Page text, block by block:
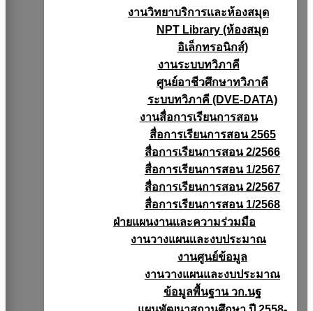
งานวิทยาบริการเเละห้องสมุด
NPT Library (ห้องสมุด
อิเล็กทรอนิกส์)
งานระบบทวิภาคี
ศูนย์อาชีวศึกษาทวิภาคี
ระบบทวิภาคี (DVE-DATA)
งานสื่อการเรียนการสอน
สื่อการเรียนการสอน 2565
สื่อการเรียนการสอน 2/2566
สื่อการเรียนการสอน 1/2567
สื่อการเรียนการสอน 2/2567
สื่อการเรียนการสอน 1/2568
ฝ่ายแผนงานเเละความร่วมมือ
งานวางแผนเเละงบประมาณ
งานศูนย์ข้อมูล
งานวางแผนและงบประมาณ
ข้อมูลพื้นฐาน วก.นฐ